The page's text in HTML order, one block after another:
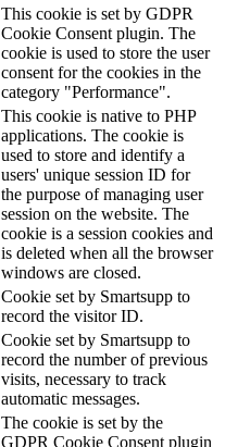
This cookie is set by GDPR
Cookie Consent plugin. The
cookie is used to store the user
consent for the cookies in the
category "Performance".
This cookie is native to PHP
applications. The cookie is
used to store and identify a
users' unique session ID for
the purpose of managing user
session on the website. The
cookie is a session cookies and
is deleted when all the browser
windows are closed.
Cookie set by Smartsupp to
record the visitor ID.
Cookie set by Smartsupp to
record the number of previous
visits, necessary to track
automatic messages.
The cookie is set by the
GDPR Cookie Consent plugin